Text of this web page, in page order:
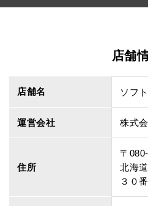
店舗
店舗名 ソフ
運営会社 株式
住所
〒
北海
３０